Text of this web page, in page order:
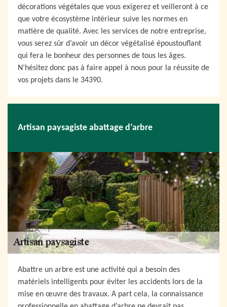
décorations végétales que vous exigerez et veilleront à ce
que votre écosystème intérieur suive les normes en
matière de qualité. Avec les services de notre entreprise,
vous serez sûr d’avoir un décor végétalisé époustouflant
qui fera le bonheur des personnes de tous les âges.
N’hésitez donc pas à faire appel à nous pour la réussite de
vos projets dans le 34390.
Artisan paysagiste abattage d’arbre
Abattre un arbre est une activité qui a besoin des
matériels intelligents pour éviter les accidents lors de la
mise en œuvre des travaux. A part cela, la connaissance